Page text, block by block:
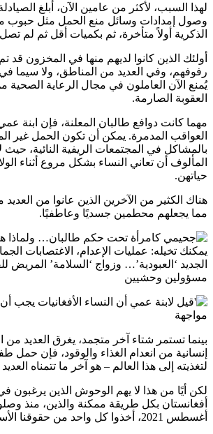
لهذا السبب، لأكثر من عامين الآن، أبلغ
وصول إمدادات وسائل منع الحمل مثل حبوب
الذكرية أولاً متأخرة، ثم بكميات أقل ثم لم
أولئك الذين كانوا لديهم منها في المخزون قد تم
رفوفهم، وفي العديد من المناطق، ولا سيما
يُمنع الآن العاملون في مجال الرعاية الصحية
العقوبة الصارمة.
مهما كانت دوافع طالبان المعلنة، فإن ابنة
العواقب المدمرة. يمكن أن تكون الحمل غير
بالمشاكل في المجتمعات الريفية النائية، حيث
المألوف أن تعاني النساء بشكل مروع أثناء
حياتهن.
هناك الكثير من الآخرين الذين عانوا من
مما يجعلهم محطمين جسديًا وعاطفيًا.
بينما تستمر شتاء آخر متجمد، يغرق العديد
إنسانية من انعدام الغذاء والوقود، فإن حمل
لتغذيته إلى هذا العالم – هو آخر ما تتمناه
لكن أيًا من هذا لا يهم الوحوش الذين يرغبون
أفغانستان بكل طريقة ممكنة والذين، منذ
أغسطس 2021، أخذوا كل واحد من حقوقنا الأساسية وحرية.